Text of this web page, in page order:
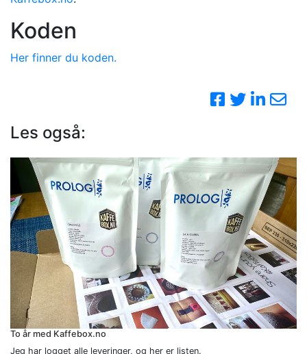
Koden
Her finner du koden.
Les også:
To år med Kaffebox.no
Jeg har logget alle leveringer, og her er listen.